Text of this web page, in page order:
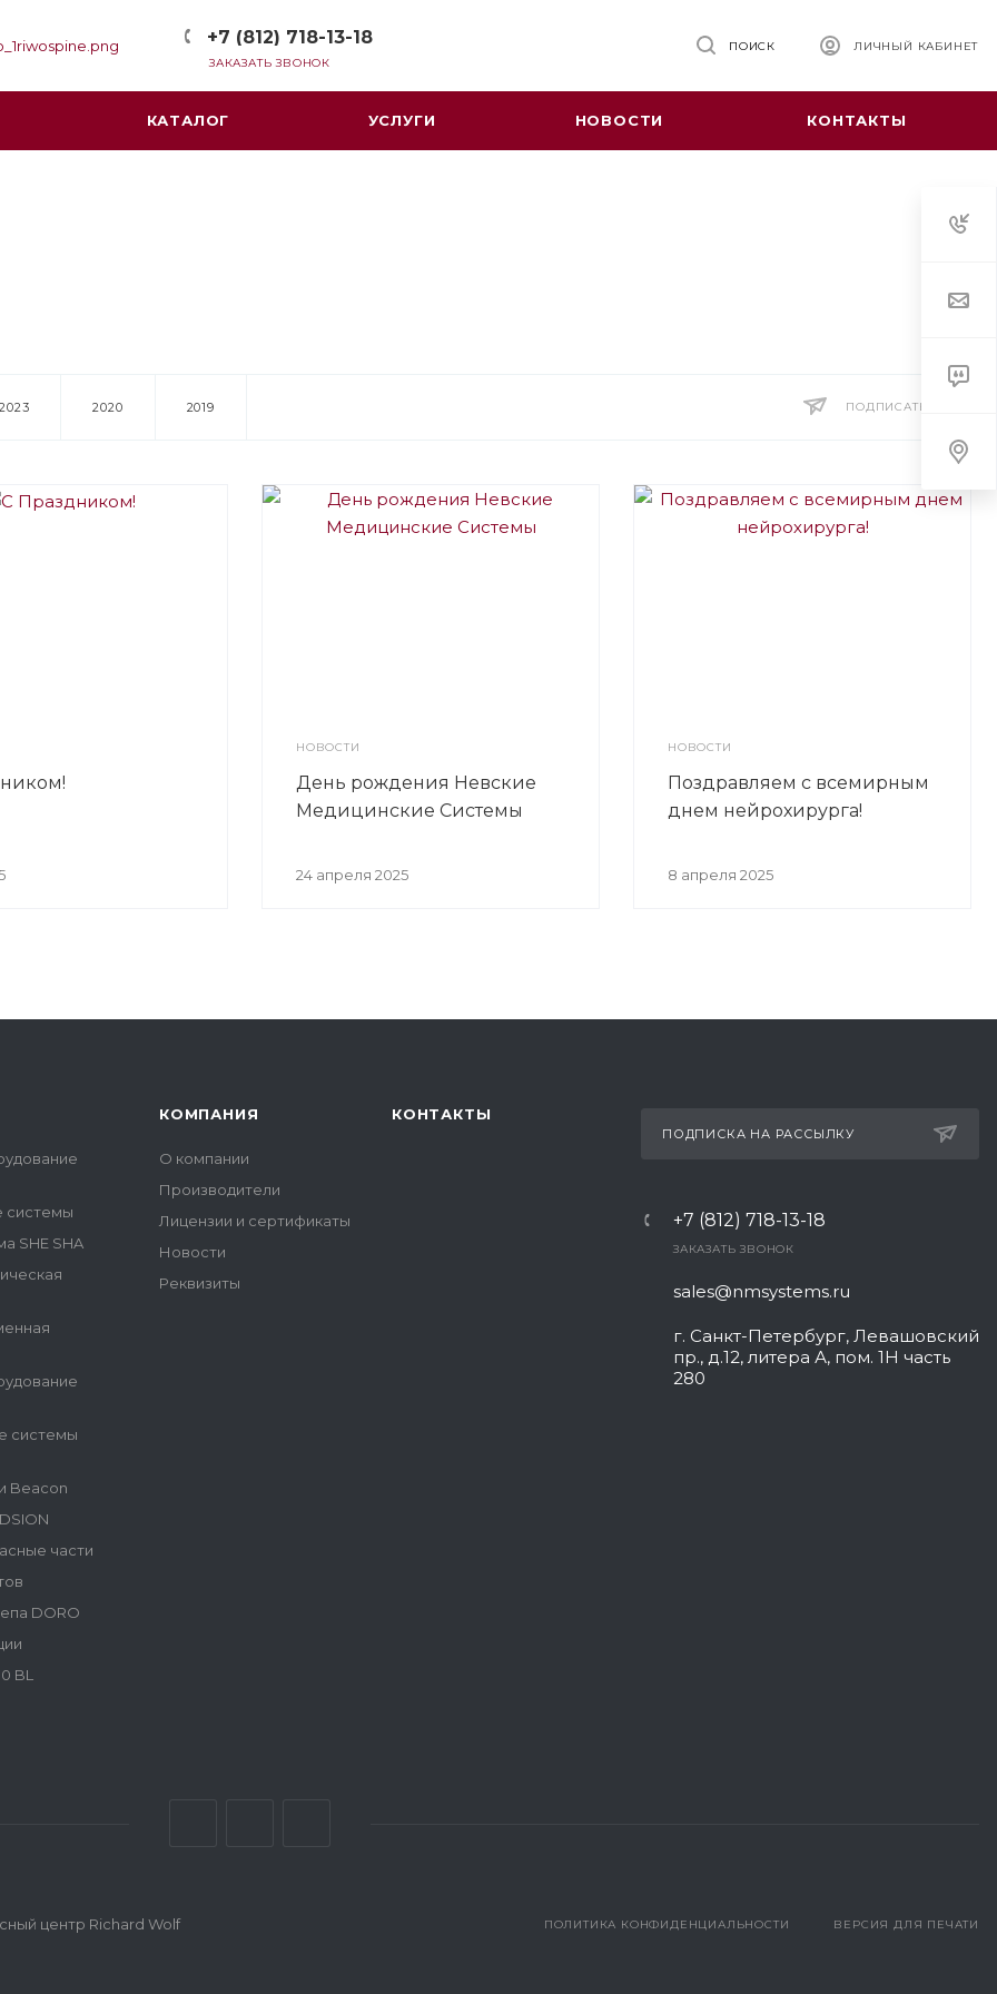
+7 (812) 718-13-18
ЗАКАЗАТЬ ЗВОНОК
ЛИЧНЫЙ КАБИНЕТ
ПОИСК
КАТАЛОГ УСЛУГИ НОВОСТИ КОНТАКТЫ
ПОДПИСАТЬСЯ
2023 2020 2019
НОВОСТИ
День рождения Невские
Медицинские Системы
24 апреля 2025
НОВОСТИ
Поздравляем с всемирным
днем нейрохирурга!
8 апреля 2025
системы
SHE SHA
системы
Beacon
части
DORO
BL
КОМПАНИЯ
О компании
Производители
Лицензии и сертификаты
Новости
Реквизиты
КОНТАКТЫ
ПОДПИСКА НА РАССЫЛКУ
+7 (812) 718-13-18
ЗАКАЗАТЬ ЗВОНОК
sales@nmsystems.ru
г. Санкт-Петербург, Левашовский
пр., д.12, литера А, пом. 1Н часть
280
ВЕРСИЯ ДЛЯ ПЕЧАТИ
ПОЛИТИКА КОНФИДЕНЦИАЛЬНОСТИ
центр Richard Wolf